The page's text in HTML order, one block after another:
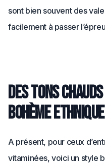
sont bien souvent des
facilement à passer
Des tons
bohème ethnique
A présent, pour ceux
vitaminées, voici un style